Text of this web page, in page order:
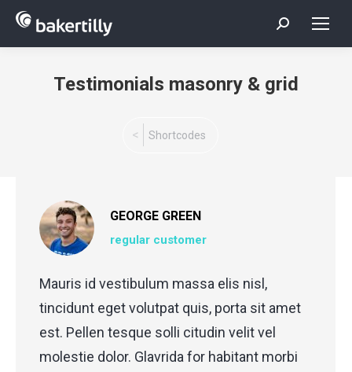
Search:
Testimonials masonry & grid
Shortcodes
GEORGE GREEN
regular customer
Mauris id vestibulum massa elis nisl,
tincidunt eget volutpat quis, porta sit amet
est. Pellen tesque solli citudin velit vel
molestie dolor. Glavrida for habitant morbi